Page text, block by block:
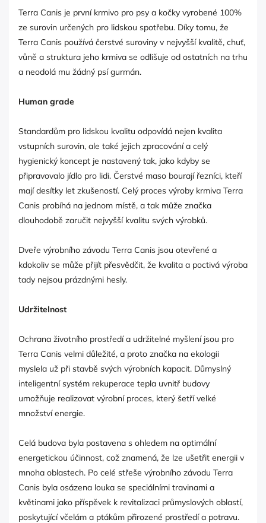
Terra Canis je první krmivo pro psy a kočky vyrobené 100%
ze surovin určených pro lidskou spotřebu. Díky tomu, že
Terra Canis používá čerstvé suroviny v nejvyšší kvalitě, chuť,
vůně a struktura jeho krmiva se odlišuje od ostatních na trhu
a neodolá mu žádný psí gurmán.
Human grade
Standardům pro lidskou kvalitu odpovídá nejen kvalita
vstupních surovin, ale také jejich zpracování a celý
hygienický koncept je nastavený tak, jako kdyby se
připravovalo jídlo pro lidi. Čerstvé maso bourají řezníci, kteří
mají desítky let zkušeností. Celý proces výroby krmiva Terra
Canis probíhá na jednom místě, a tak může značka
dlouhodobě zaručit nejvyšší kvalitu svých výrobků.
Dveře výrobního závodu Terra Canis jsou otevřené a
kdokoliv se může přijít přesvědčit, že kvalita a poctivá výroba
tady nejsou prázdnými hesly.
Udržitelnost
Ochrana životního prostředí a udržitelné myšlení jsou pro
Terra Canis velmi důležité, a proto značka na ekologii
myslela už při stavbě svých výrobních kapacit. Důmyslný
inteligentní systém rekuperace tepla uvnitř budovy
umožňuje realizovat výrobní proces, který šetří velké
množství energie.
Celá budova byla postavena s ohledem na optimální
energetickou účinnost, což znamená, že lze ušetřit energii v
mnoha oblastech. Po celé střeše výrobního závodu Terra
Canis byla osázena louka se speciálními travinami a
květinami jako příspěvek k revitalizaci průmyslových oblastí,
poskytující včelám a ptákům přirozené prostředí a potravu.